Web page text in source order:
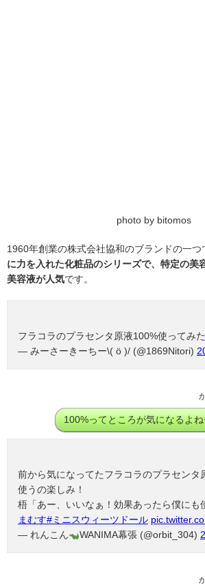
photo by bitomos
1960年創業の株式会社協和のブランドの一つ
に力を入れた化粧品のシリーズで、特定の美
美容液が人気です。
フラコラのプラセンタ原液100%使ってみ
— みーさーきーちー\( ö )/ (@1869Nitori)
100%ってところが気になるよ
前から気になってたフラコラのプラセンタ
使うの楽しみ！
梧「あー、いいなぁ！効果あったら僕にも
まむす#ミニスウィーツドール
— れんこん
WANIMA幕張 (@orbit_304)